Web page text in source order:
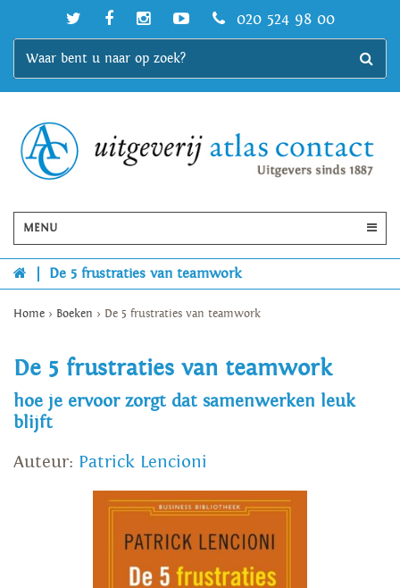
020 524 98 00
MENU
De 5 frustraties van teamwork
Home > Boeken > De 5 frustraties van teamwork
De 5 frustraties van teamwork
hoe je ervoor zorgt dat samenwerken leuk
blijft
Auteur: Patrick Lencioni